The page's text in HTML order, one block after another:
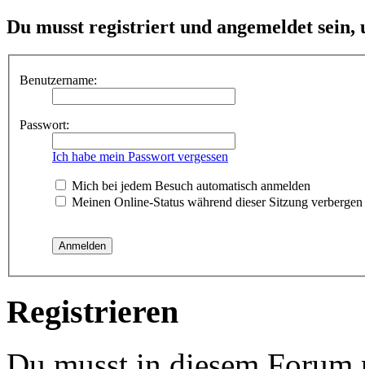
Du musst registriert und angemeldet
Benutzername:
Passwort:
Ich habe mein Passwort vergessen
Mich bei jedem Besuch automatisch anmelden
Meinen Online-Status während dieser Sitzung verbergen
Registrieren